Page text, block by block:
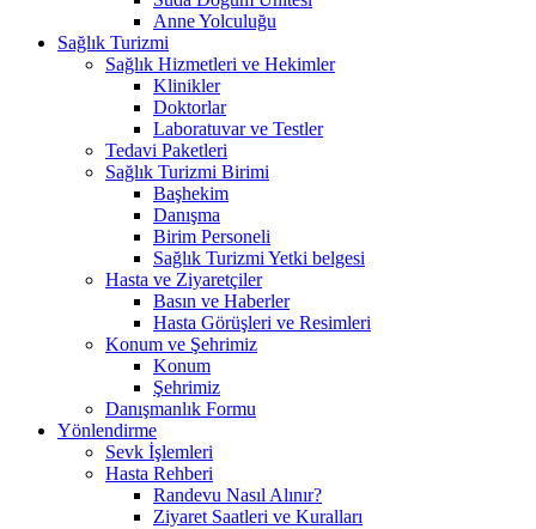
Anne Yolculuğu
Sağlık Turizmi
Sağlık Hizmetleri ve Hekimler
Klinikler
Doktorlar
Laboratuvar ve Testler
Tedavi Paketleri
Sağlık Turizmi Birimi
Başhekim
Danışma
Birim Personeli
Sağlık Turizmi Yetki belgesi
Hasta ve Ziyaretçiler
Basın ve Haberler
Hasta Görüşleri ve Resimleri
Konum ve Şehrimiz
Konum
Şehrimiz
Danışmanlık Formu
Yönlendirme
Sevk İşlemleri
Hasta Rehberi
Randevu Nasıl Alınır?
Ziyaret Saatleri ve Kuralları